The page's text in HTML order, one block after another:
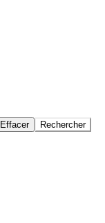
Effacer Rechercher